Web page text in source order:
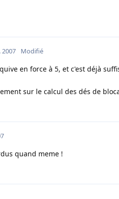
2007 Modifié
en force à 5, et c'est déjà
sur le calcul des dés de
quand meme !